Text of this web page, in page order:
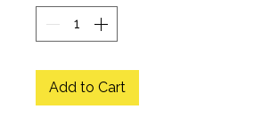
Add to Cart